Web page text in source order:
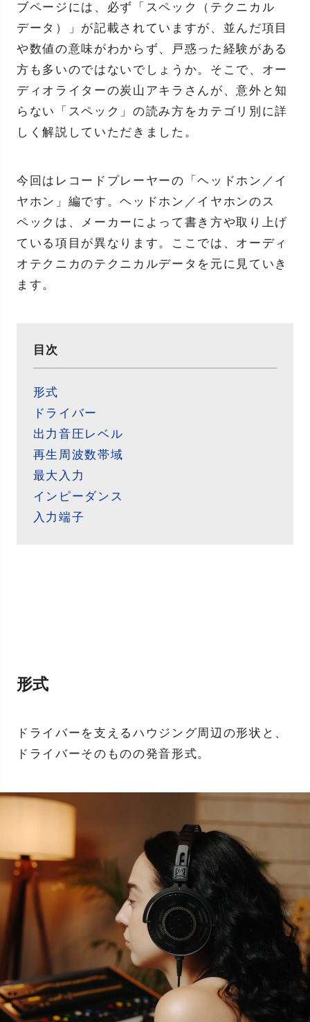
ブページには、必ず「スペック（テクニカル
データ）」が記載されていますが、並んだ項目
や数値の意味がわからず、戸惑った経験がある
方も多いのではないでしょうか。そこで、オー
ディオライターの炭山アキラさんが、意外と知
らない「スペック」の読み方をカテゴリ別に詳
しく解説していただきました。
今回はレコードプレーヤーの「ヘッドホン／イ
ヤホン」編です。ヘッドホン／イヤホンのス
ペックは、メーカーによって書き方や取り上げ
ている項目が異なります。ここでは、オーディ
オテクニカのテクニカルデータを元に見ていき
ます。
目次
形式
ドライバー
出力音圧レベル
再生周波数帯域
最大入力
インピーダンス
入力端子
形式
ドライバーを支えるハウジング周辺の形状と、
ドライバーそのものの発音形式。